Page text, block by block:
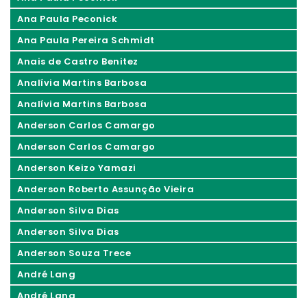
Ana Paula Peconick
Ana Paula Pereira Schmidt
Anais de Castro Benitez
Analívia Martins Barbosa
Analívia Martins Barbosa
Anderson Carlos Camargo
Anderson Carlos Camargo
Anderson Keizo Yamazi
Anderson Roberto Assunção Vieira
Anderson Silva Dias
Anderson Silva Dias
Anderson Souza Trece
André Lang